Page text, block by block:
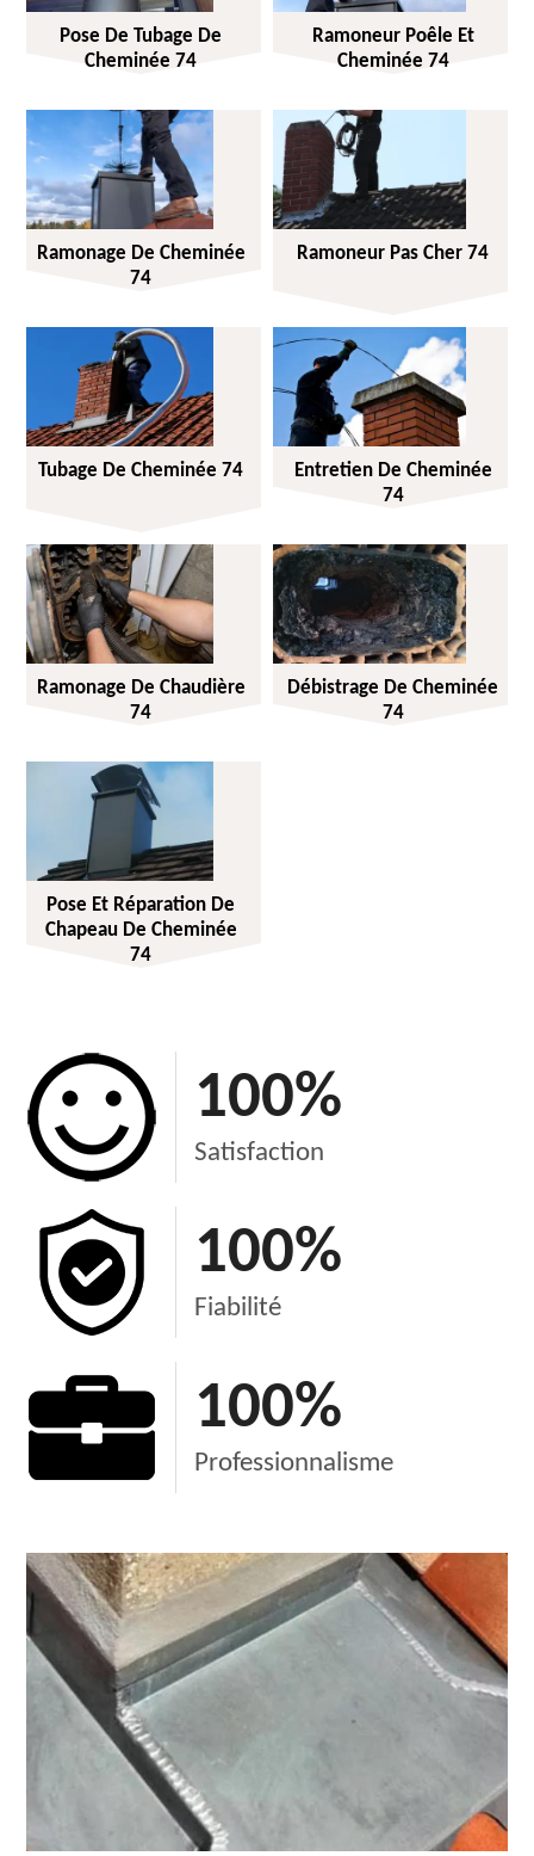
Pose De Tubage De
Cheminée 74
Ramoneur Poêle Et
Cheminée 74
Ramonage De Cheminée
74
Ramoneur Pas Cher 74
Tubage De Cheminée 74
Entretien De Cheminée
74
Ramonage De Chaudière
74
Débistrage De Cheminée
74
Pose Et Réparation De
Chapeau De Cheminée
74
100%
Satisfaction
100%
Fiabilité
100%
Professionnalisme